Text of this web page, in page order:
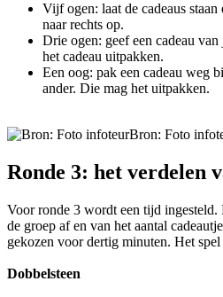
Vijf ogen: laat de cadeaus
naar rechts op.
Drie ogen: geef een cadeau
het cadeau uitpakken.
Een oog: pak een cadeau weg
ander. Die mag het uitpakken.
Bron: Foto
Ronde 3: het verdelen
Voor ronde 3 wordt een tijd ingesteld.
de groep af en van het aantal
gekozen voor dertig minuten. Het
Dobbelsteen